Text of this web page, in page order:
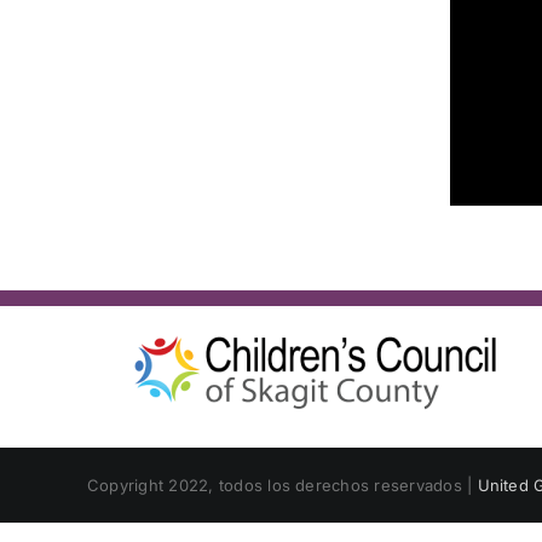
Copyright 2022, todos los derechos reservados | United